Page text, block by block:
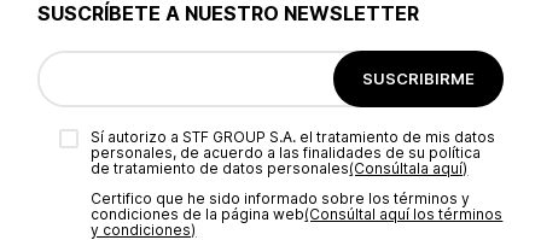
SUSCRÍBETE A NUESTRO NEWSLETTER
SUSCRIBIRME
Sí autorizo a STF GROUP S.A. el tratamiento de mis datos
personales, de acuerdo a las finalidades de su política
de tratamiento de datos personales‎(Consúltala aquí)
Certifico que he sido informado sobre los términos y
condiciones de la página web‎(Consúltal aquí los términos
y condiciones)